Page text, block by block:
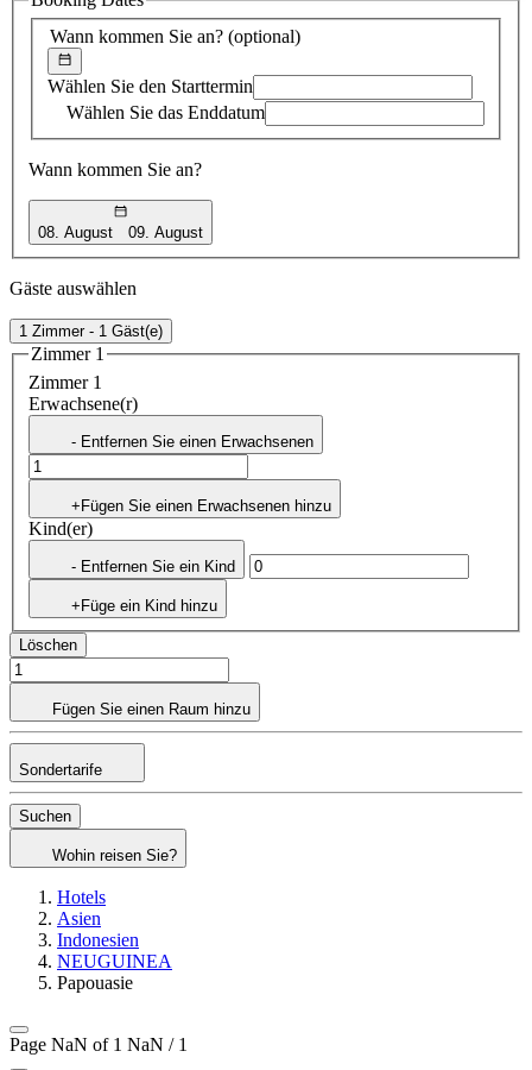
Wann kommen Sie an? (optional)
Wählen Sie den Starttermin
Wählen Sie das Enddatum
Wann kommen Sie an?
08. August 09. August
Gäste auswählen
1 Zimmer - 1 Gäst(e)
Zimmer 1
Zimmer 1
Erwachsene(r)
- Entfernen Sie einen Erwachsenen
+Fügen Sie einen Erwachsenen hinzu
Kind(er)
- Entfernen Sie ein Kind
+Füge ein Kind hinzu
Löschen
Fügen Sie einen Raum hinzu
Sondertarife
Suchen
Wohin reisen Sie?
Hotels
Asien
Indonesien
NEUGUINEA
Papouasie
Page NaN of 1 NaN / 1